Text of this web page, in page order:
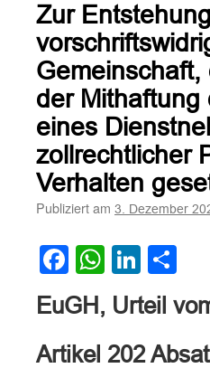
Zur
der Mithaftung
eines
zollrechtlicher
Verhalten
Publiziert am 3. Dezember
Facebook
EuGH, Urteil
Artikel 202